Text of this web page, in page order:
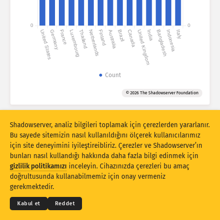
Saldırı istatistikleri: Cihazlar
Etiketler
Sınır
otomatik olarak seçilmiştir.
Gruplandırma ölçütü
Sayma ölçütü
Günlük ortalama Toplam
Veri ölçeği
Stil
Sonuçları otomatik olarak güncelle
United StatesGermany France LuxembourgThailandNetherlandsFinland AustraliaBrazil Canada United Kingdom
India BangladeshIndonesia Italy
0 0
Count
© 2026 The Shadowserver Foundation
© 2026THE SHADOWSERVER FOUNDATION
Gizlilik ve Şartlar
Bizimle İletişime Geçin Krediler
Shadowserver, analiz bilgileri toplamak için çerezlerden yararlanır.
Bu sayede sitemizin nasıl kullanıldığını ölçerek kullanıcılarımız
için site deneyimini iyileştireibliriz. Çerezler ve Shadowserver’ın
bunları nasıl kullandığı hakkında daha fazla bilgi edinmek için
gizlilik politikamızı inceleyin. Cihazınızda çerezleri bu amaç
doğrultusunda kullanabilmemiz için onay vermeniz
gerekmektedir.
Kabul et Reddet